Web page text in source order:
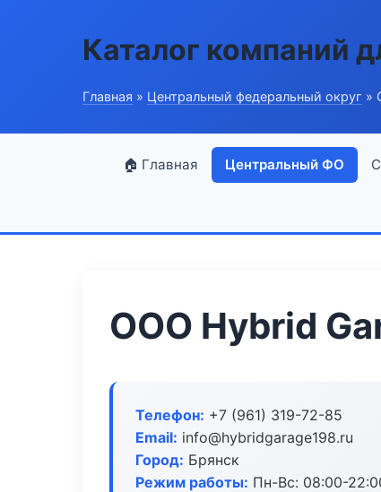
Каталог компаний
Главная » Центральный федеральный округ »
🏠 Главная Центральный ФО
ООО Hybrid
Телефон: +7 (961) 319-72-85
Email: info@hybridgarage198.ru
Город: Брянск
Режим работы: Пн-Вс: 08:00-